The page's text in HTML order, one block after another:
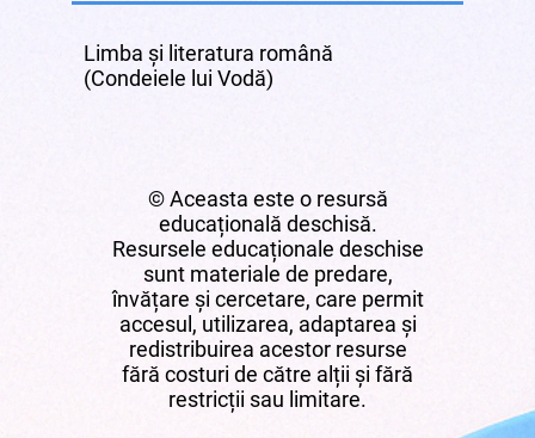
Limba și literatura română
(Condeiele lui Vodă)
© Aceasta este o resursă
educațională deschisă.
Resursele educaționale deschise
sunt materiale de predare,
învățare și cercetare, care permit
accesul, utilizarea, adaptarea și
redistribuirea acestor resurse
fără costuri de către alții și fără
restricții sau limitare.